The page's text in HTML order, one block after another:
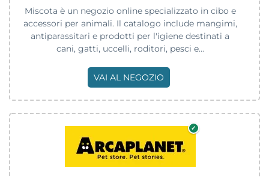
Miscota è un negozio online specializzato in cibo e
accessori per animali. Il catalogo include mangimi,
antiparassitari e prodotti per l'igiene destinati a
cani, gatti, uccelli, roditori, pesci e...
VAI AL NEGOZIO
✓